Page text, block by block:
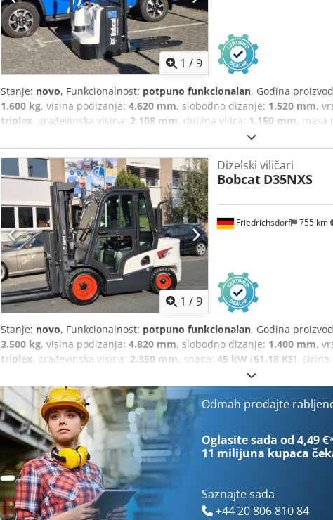
1 /9
Stanje: novo, Funkcionalnost: potpuno funkcionalan, Godina
1.600 kg, visina podizanja: 4.620 mm, slobodno dizanje: 1.520 mm,
triplex, građevinska visina: 2.108 mm, duljina vilica: 1.150 mm, masa
, širina konstrukcije:
Širina vilice: 560 mm Vrsta jarbola: Trostruki Stanje: Novo Tehničko
poliuretan Stanje prednjih guma: 80 - 100% Vrsta stražnjih guma:
stražnjih guma: 80 - 100% Napon baterije: 24V Kapacitet baterije:
proizvodnje baterije: 2025 Status baterije: 80 - 100% Početni hod,
ionska baterija bez održavanja,
1 /9
Friedrichsdorf 755 km
Dizelski viličari
Bobcat D35NXS
Stanje: novo, Funkcionalnost: potpuno funkcionalan, Godina
3.500 kg, visina podizanja: 4.820 mm, slobodno dizanje: 1.400 mm,
triplex, građevinska visina: 2.350 mm, snaga: 45 kW (61,18 KS), širina
, ukupna duljina:
konstrukcije:1.290 mm, Dizelski viličar Težišna točka tereta: 500 ISO
Tip jarbola: Triplex Mjenjač: pretvarač momenta Klasa brzine: 20
Prednje gume tip: superelastične Prednje gume veličina: 28-9 x15
stanje: 80 - 100% Stražnje gume tip: superelastične Stražnje gume
80 - 100% Bočni pomak, 3. ventil, 4. ventil, radna svjetla stražnja,
tereta, potpuno zatvorena kabina, puni slobodni hod, CE certifikat,
rotirajuće svjetlo, brisač,
Odmah prodajte
Oglasite sada od 4,49 €
11 milijuna kupaca
Saznajte sada
+44 20 806 810 84